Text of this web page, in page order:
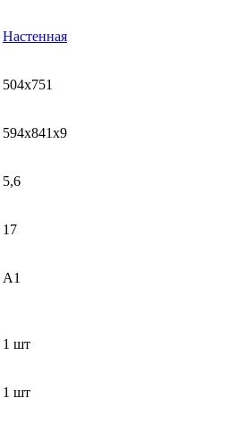
Настенная
504х751
594х841х9
5,6
17
A1
1 шт
1 шт